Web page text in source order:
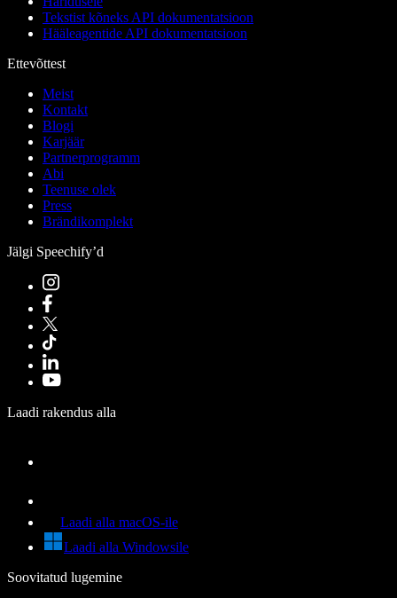
Tekstist kõneks API dokumentatsioon
Hääleagentide API dokumentatsioon
Ettevõttest
Meist
Kontakt
Blogi
Karjäär
Partnerprogramm
Abi
Teenuse olek
Press
Brändikomplekt
Jälgi Speechify’d
Laadi rakendus alla
Laadi alla macOS-ile
Laadi alla Windowsile
Soovitatud lugemine